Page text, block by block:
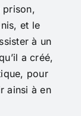
prison,
et le
à un
a créé,
pour
ainsi à en